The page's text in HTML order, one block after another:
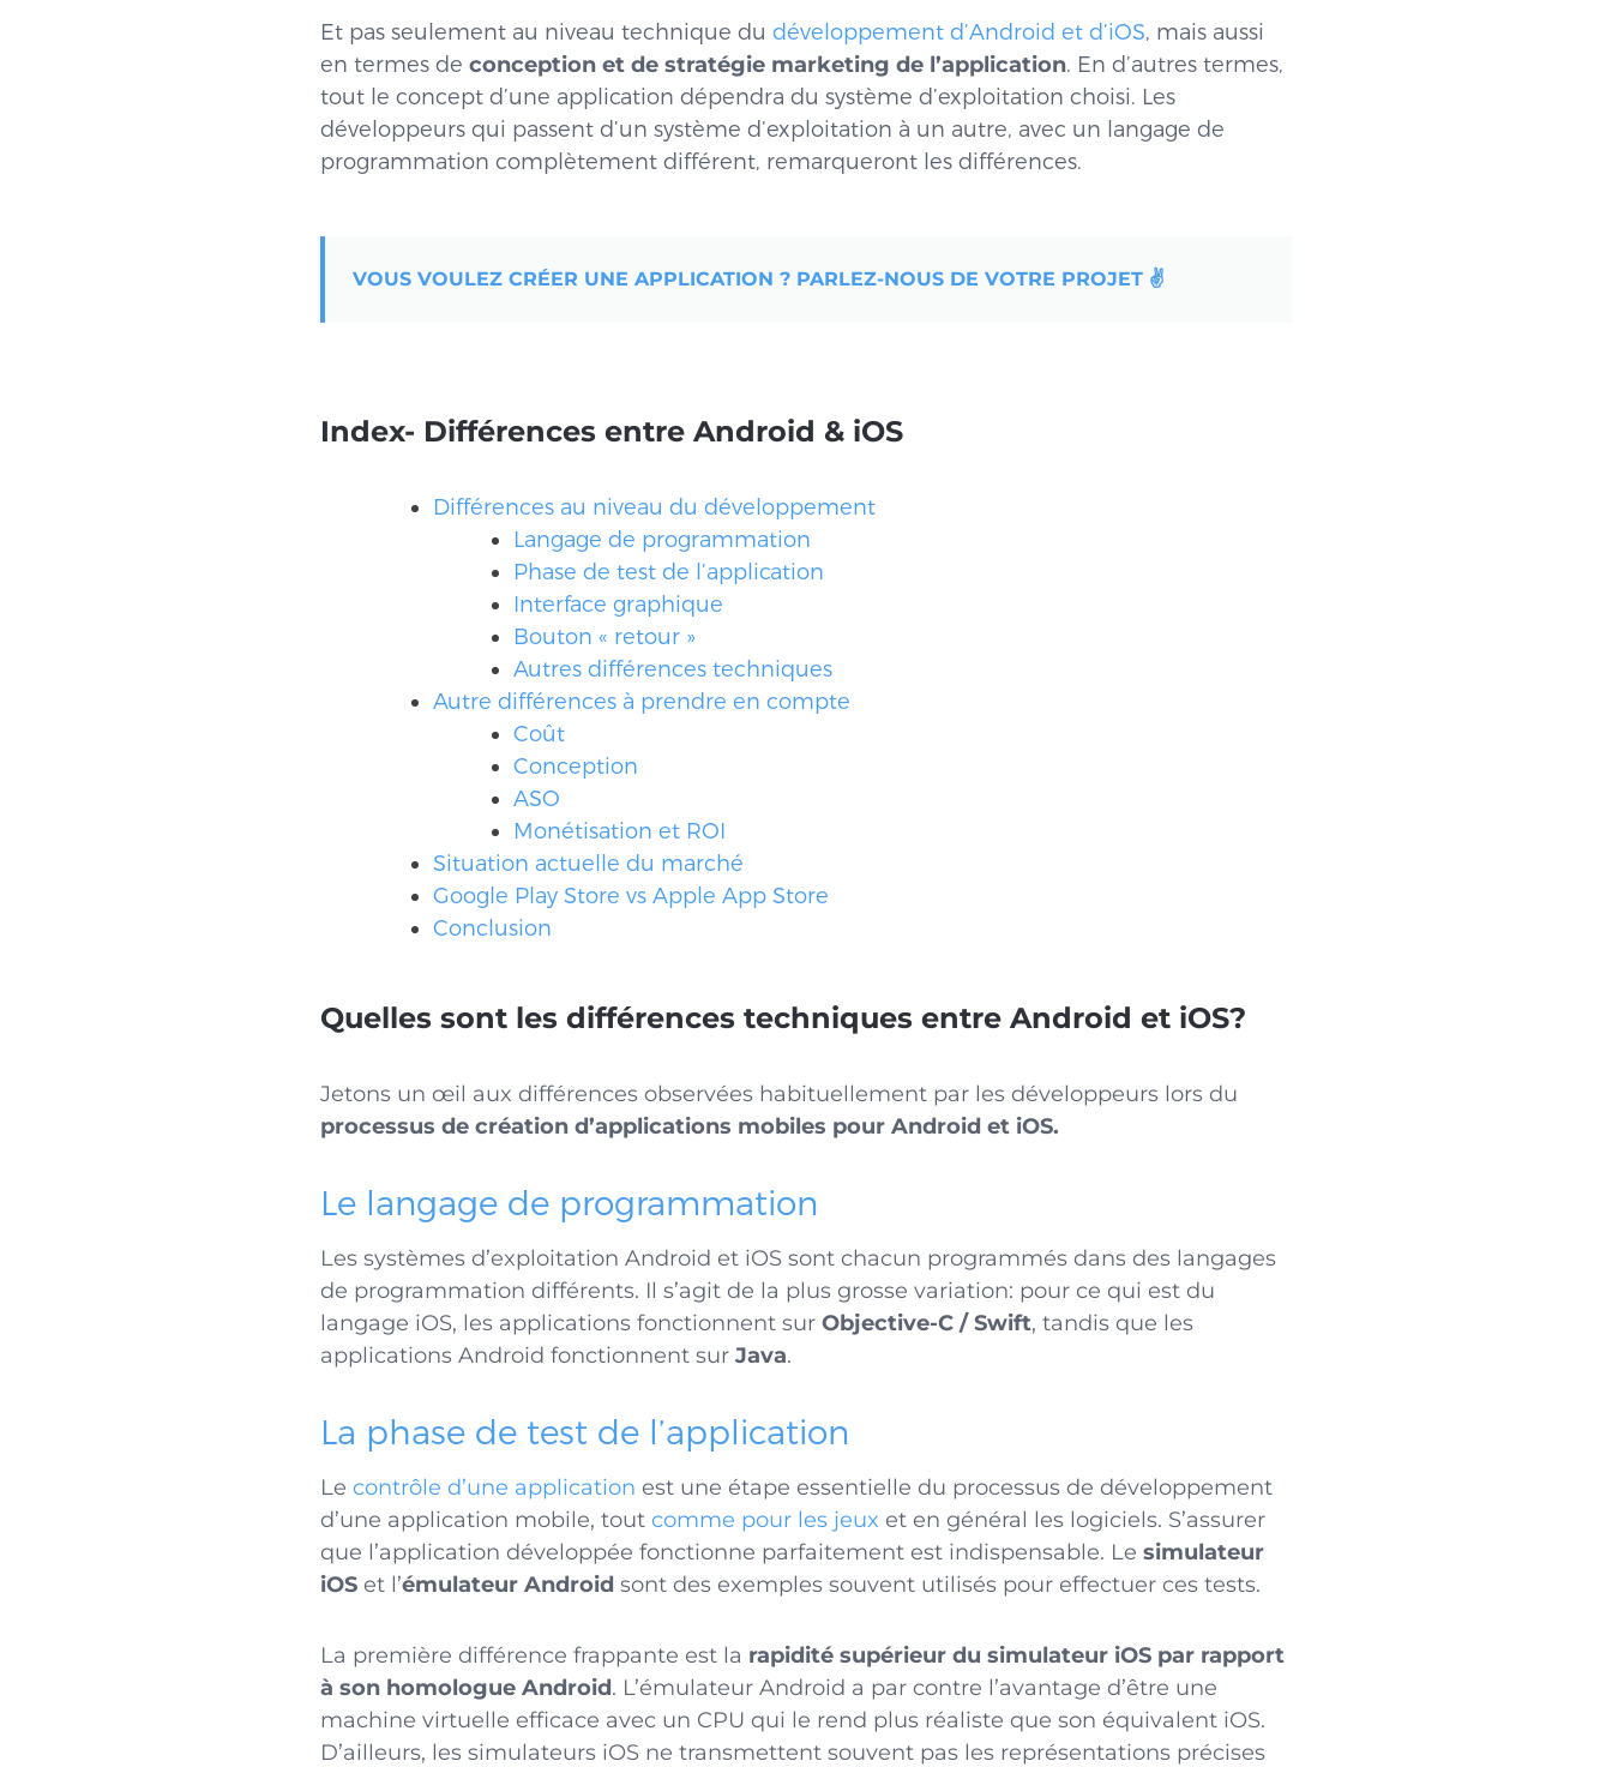
Et pas seulement au niveau technique du développement d’Android et d’iOS, mais aussi
en termes de conception et de stratégie marketing de l’application. En d’autres termes,
tout le concept d’une application dépendra du système d’exploitation choisi. Les
développeurs qui passent d’un système d’exploitation à un autre, avec un langage de
programmation complètement différent, remarqueront les différences.
VOUS VOULEZ CRÉER UNE APPLICATION ? PARLEZ-NOUS DE VOTRE PROJET ✌️
Index- Différences entre Android & iOS
Différences au niveau du développement
Langage de programmation
Phase de test de l’application
Interface graphique
Bouton « retour »
Autres différences techniques
Autre différences à prendre en compte
Coût
Conception
ASO
Monétisation et ROI
Situation actuelle du marché
Google Play Store vs Apple App Store
Conclusion
Quelles sont les différences techniques entre Android et iOS?
Jetons un œil aux différences observées habituellement par les développeurs lors du
processus de création d’applications mobiles pour Android et iOS.
Le langage de programmation
Les systèmes d’exploitation Android et iOS sont chacun programmés dans des langages
de programmation différents. Il s’agit de la plus grosse variation: pour ce qui est du
langage iOS, les applications fonctionnent sur Objective-C / Swift, tandis que les
applications Android fonctionnent sur Java.
La phase de test de l’application
Le contrôle d’une application est une étape essentielle du processus de développement
d’une application mobile, tout comme pour les jeux et en général les logiciels. S’assurer
que l’application développée fonctionne parfaitement est indispensable. Le simulateur
iOS et l’émulateur Android sont des exemples souvent utilisés pour effectuer ces tests.
La première différence frappante est la rapidité supérieur du simulateur iOS par rapport
à son homologue Android. L’émulateur Android a par contre l’avantage d’être une
machine virtuelle efficace avec un CPU qui le rend plus réaliste que son équivalent iOS.
D’ailleurs, les simulateurs iOS ne transmettent souvent pas les représentations précises